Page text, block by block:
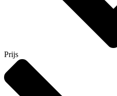
Prijs